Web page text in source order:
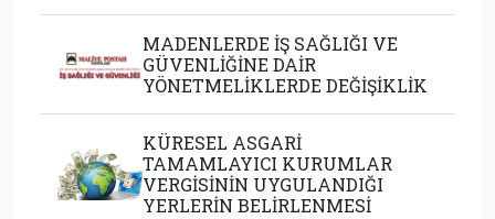
MADENLERDE İŞ SAĞLIĞI VE
GÜVENLİĞİNE DAİR
YÖNETMELİKLERDE DEĞİŞİKLİK
KÜRESEL ASGARİ
TAMAMLAYICI KURUMLAR
VERGİSİNİN UYGULANDIĞI
YERLERİN BELİRLENMESİ